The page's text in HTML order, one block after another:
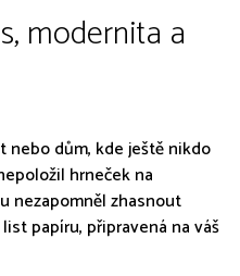
modernita a
dům, kde ještě nikdo
hrneček na
nezapomněl zhasnout
papíru, připravená na váš